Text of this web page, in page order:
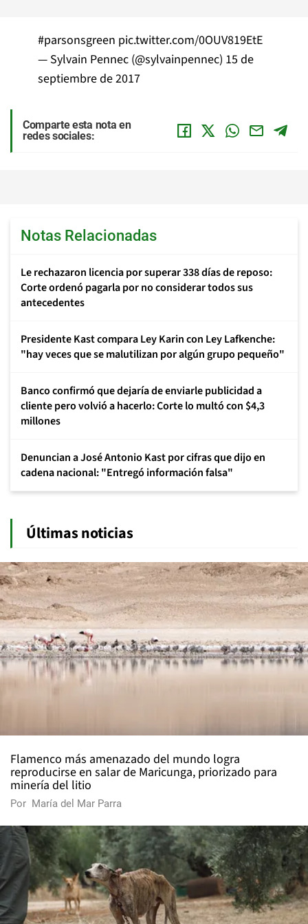
#parsonsgreen pic.twitter.com/0OUV819EtE
— Sylvain Pennec (@sylvainpennec) 15 de
septiembre de 2017
Comparte esta nota en
redes sociales:
Notas Relacionadas
Le rechazaron licencia por superar 338 días de reposo:
Corte ordenó pagarla por no considerar todos sus
antecedentes
Presidente Kast compara Ley Karin con Ley Lafkenche:
"hay veces que se malutilizan por algún grupo pequeño"
Banco confirmó que dejaría de enviarle publicidad a
cliente pero volvió a hacerlo: Corte lo multó con $4,3
millones
Denuncian a José Antonio Kast por cifras que dijo en
cadena nacional: "Entregó información falsa"
Últimas noticias
Flamenco más amenazado del mundo logra
reproducirse en salar de Maricunga, priorizado para
minería del litio
Por María del Mar Parra